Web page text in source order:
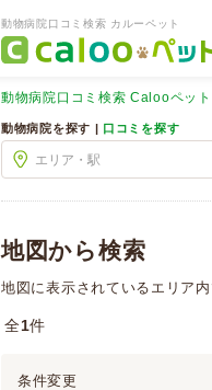
動物病院口コミ検索 カルーペット
動物病院口コミ検索 Calooペット
動物病院を探す | 口コミを探す
地図から検索
地図に表示されているエリア
全1件
条件変更